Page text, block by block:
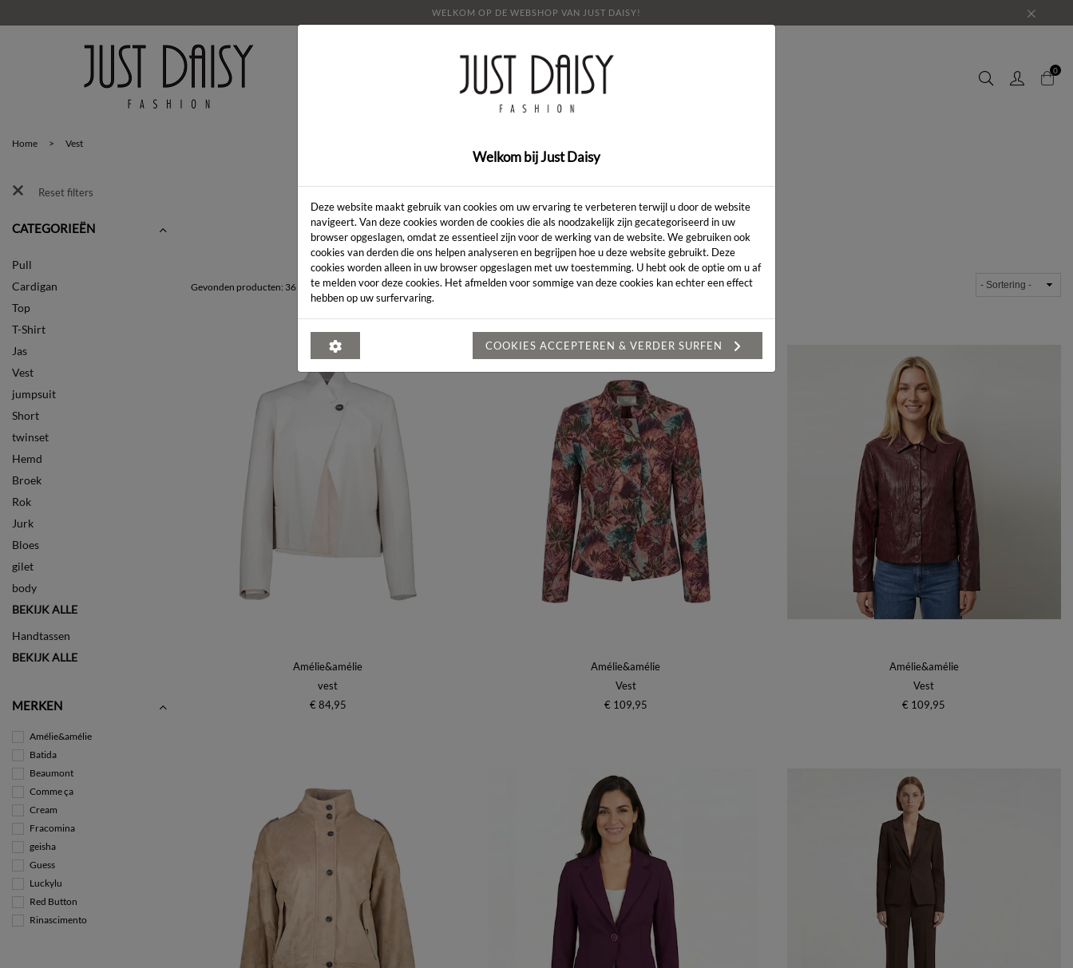
WELKOM OP DE WEBSHOP VAN JUST DAISY!
SALE OVER ONS LOOKBOOK
CONTACT
0
Home > Vest
Reset filters
CATEGORIEËN
Pull
Cardigan
Top
T-Shirt
Jas
Vest
jumpsuit
Short
twinset
Hemd
Broek
Rok
Jurk
Bloes
gilet
body
BEKIJK ALLE
Handtassen
BEKIJK ALLE
MERKEN
Amélie&amélie
Batida
Beaumont
Comme ça
Cream
Fracomina
geisha
Guess
Luckylu
Red Button
Rinascimento
VEST
Vest
Gevonden producten: 36
Amélie&amélie
vest
€ 84,95
Amélie&amélie
Vest
€ 109,95
Amélie&amélie
Vest
€ 109,95
Welkom bij Just Daisy
Deze website maakt gebruik van cookies om uw ervaring te verbeteren terwijl u door de website
navigeert. Van deze cookies worden de cookies die als noodzakelijk zijn gecategoriseerd in uw
browser opgeslagen, omdat ze essentieel zijn voor de werking van de website. We gebruiken ook
cookies van derden die ons helpen analyseren en begrijpen hoe u deze website gebruikt. Deze
cookies worden alleen in uw browser opgeslagen met uw toestemming. U hebt ook de optie om u af
te melden voor deze cookies. Het afmelden voor sommige van deze cookies kan echter een effect
hebben op uw surfervaring.
COOKIES ACCEPTEREN & VERDER SURFEN